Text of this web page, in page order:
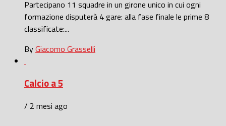
Partecipano 11 squadre in un girone unico in cui ogni
formazione disputerà 4 gare: alla fase finale le prime 8
classificate:...
ByGiacomo Grasselli
Calcio a 5
/ 2 mesi ago